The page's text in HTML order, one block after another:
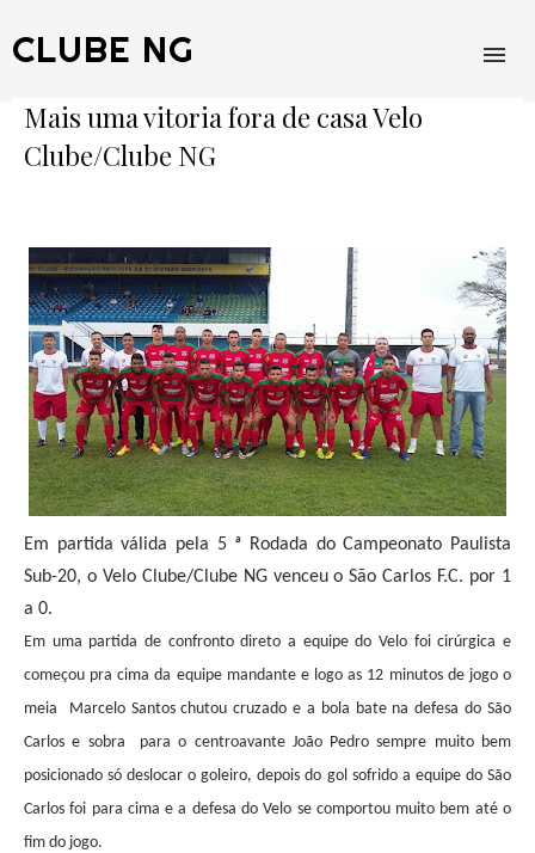
CLUBE NG
Mais uma vitoria fora de casa Velo
Clube/Clube NG
Em partida válida pela 5 ª Rodada do Campeonato Paulista
Sub-20, o Velo Clube/Clube NG venceu o São Carlos F.C. por 1
a 0.
Em uma partida de confronto direto a equipe do Velo foi cirúrgica e
começou pra cima da equipe mandante e logo as 12 minutos de jogo o
meia Marcelo Santos chutou cruzado e a bola bate na defesa do São
Carlos e sobra para o centroavante João Pedro sempre muito bem
posicionado só deslocar o goleiro, depois do gol sofrido a equipe do São
Carlos foi para cima e a defesa do Velo se comportou muito bem até o
fim do jogo.